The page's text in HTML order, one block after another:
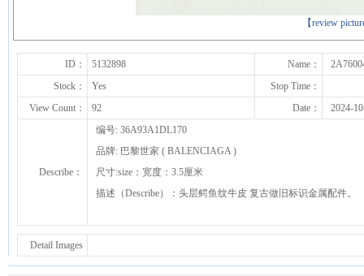
【review
ID： 5132898 Name：
Stock：
Yes
Stop Time：
View Count：
92 Date： 2024-
Describe：
编号: 36A93A1DL170
品牌: 巴黎世家 ( BALENCIAGA )
尺寸:size：宽度：3.5厘米
描述（Describe）：头层鳄鱼纹牛皮 复古做旧标识金属配件。
Detail Images